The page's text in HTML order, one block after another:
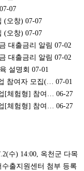
07-07
(오창) 07-07
(오창) 07-07
대출금리 알림 07-02
대출금리 알림 07-02
설명회 07-01
참여자 모집(…
07-01
[체험형] 참여…
06-27
[체험형] 참여…
06-27
수) 14:00, 옥천군 다목
출지원센터 첨부 등록